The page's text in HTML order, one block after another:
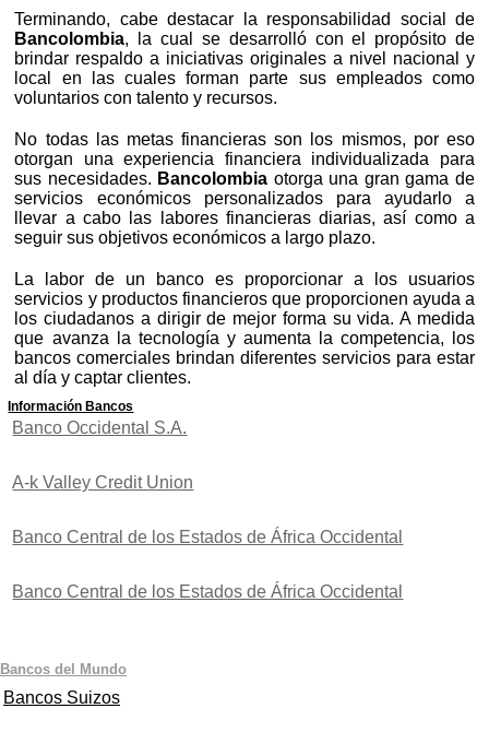
Terminando, cabe destacar la responsabilidad social de
Bancolombia, la cual se desarrolló con el propósito de
brindar respaldo a iniciativas originales a nivel nacional y
local en las cuales forman parte sus empleados como
voluntarios con talento y recursos.
No todas las metas financieras son los mismos, por eso
otorgan una experiencia financiera individualizada para
sus necesidades. Bancolombia otorga una gran gama de
servicios económicos personalizados para ayudarlo a
llevar a cabo las labores financieras diarias, así como a
seguir sus objetivos económicos a largo plazo.
La labor de un banco es proporcionar a los usuarios
servicios y productos financieros que proporcionen ayuda a
los ciudadanos a dirigir de mejor forma su vida. A medida
que avanza la tecnología y aumenta la competencia, los
bancos comerciales brindan diferentes servicios para estar
al día y captar clientes.
Información Bancos
Banco Occidental S.A.
A-k Valley Credit Union
Banco Central de los Estados de África Occidental
Banco Central de los Estados de África Occidental
Bancos del Mundo
Bancos Suizos